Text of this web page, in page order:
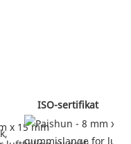
ISO-sertifikat